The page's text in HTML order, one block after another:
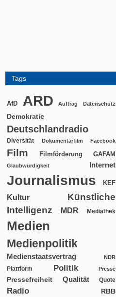
Tags
AfD ARD Auftrag Datenschutz
Demokratie
Deutschlandradio
Diversität Dokumentarfilm Facebook
Film Filmförderung GAFAM
Glaubwürdigkeit Internet
Journalismus KEF
Kultur
Künstliche
Intelligenz
MDR Mediathek
Medien
Medienpolitik
Medienstaatsvertrag NDR
Plattform Politik Presse
Pressefreiheit Qualität Quote
Radio RBB